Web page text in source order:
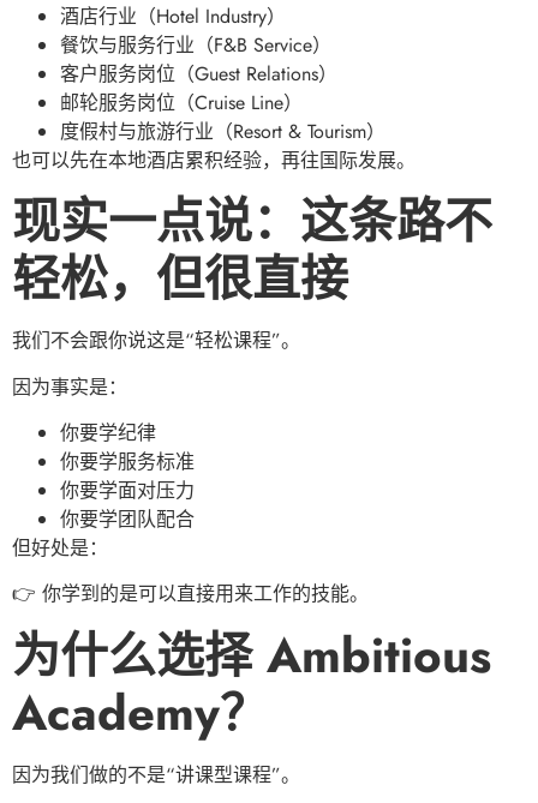
酒店行业（Hotel Industry）
餐饮与服务行业（F&B Service）
客户服务岗位（Guest Relations）
邮轮服务岗位（Cruise Line）
度假村与旅游行业（Resort & Tourism）
也可以先在本地酒店累积经验，再往国际发展。
现实一点说：这条路不
轻松，但很直接
我们不会跟你说这是“轻松课程”。
因为事实是：
你要学纪律
你要学服务标准
你要学面对压力
你要学团队配合
但好处是：
👉 你学到的是可以直接用来工作的技能。
为什么选择 Ambitious
Academy？
因为我们做的不是“讲课型课程”。